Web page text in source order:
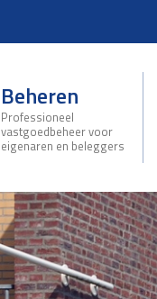
Beheren
Professioneel
vastgoedbeheer voor
eigenaren en beleggers